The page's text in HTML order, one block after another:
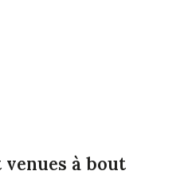
venues à bout